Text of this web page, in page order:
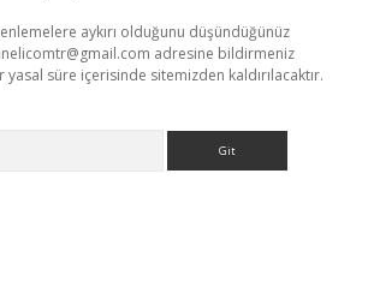
aykırı olduğunu düşündüğünüz
adresine bildirmeniz
süre içerisinde sitemizden kaldırılacaktır.